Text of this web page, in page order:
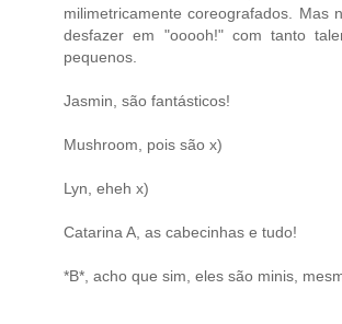
milimetricamente coreografados. Mas
desfazer em "ooooh!" com tanto
pequenos.
Jasmin, são fantásticos!
Mushroom, pois são x)
Lyn, eheh x)
Catarina A, as cabecinhas e tudo!
*B*, acho que sim, eles são minis,